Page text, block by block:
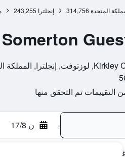
المتحدة 314,756 إنجلترا 243,255
Somerton
- ن 17/8